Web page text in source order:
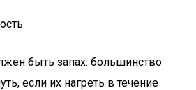
быть запах: большинство
если их нагреть в течение